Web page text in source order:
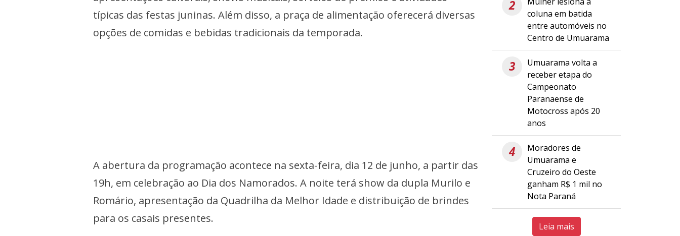
típicas das festas juninas. Além disso, a praça de alimentação oferecerá diversas
opções de comidas e bebidas tradicionais da temporada.
A abertura da programação acontece na sexta-feira, dia 12 de junho, a partir das
19h, em celebração ao Dia dos Namorados. A noite terá show da dupla Murilo e
Romário, apresentação da Quadrilha da Melhor Idade e distribuição de brindes
para os casais presentes.
2
coluna em batida
entre automóveis no
Centro de Umuarama
3
Umuarama volta a
receber etapa do
Campeonato
Paranaense de
Motocross após 20
anos
4
Moradores de
Umuarama e
Cruzeiro do Oeste
ganham R$ 1 mil no
Nota Paraná
Leia mais